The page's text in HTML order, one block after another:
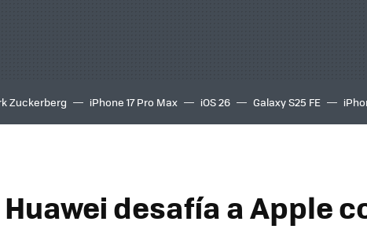
Zuckerberg iPhone 17 Pro Max iOS 26 Galaxy S25 FE
desafía a Apple